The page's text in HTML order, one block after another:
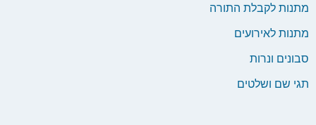
מתנות לקבלת התורה
מתנות לאירועים
סבונים ונרות
תגי שם ושלטים